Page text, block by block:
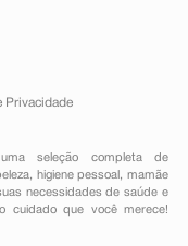
Privacidade
seleção completa de
, higiene pessoal ,mamãe
necessidades de saúde e
cuidado que você merece!